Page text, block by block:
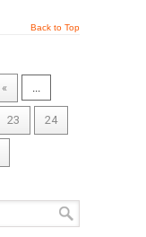
Back to Top
« ...
23 24